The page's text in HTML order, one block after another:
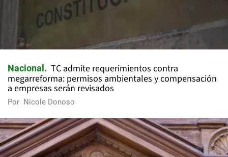
Nacional
TC admite requerimientos contra
megarreforma: permisos ambientales y compensación
a empresas serán revisados
Por Nicole Donoso